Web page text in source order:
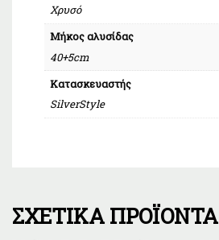
Χρυσό
Μήκος αλυσίδας
40+5cm
Κατασκευαστής
SilverStyle
ΣΧΕΤΙΚΆ ΠΡΟΪΌΝΤΑ